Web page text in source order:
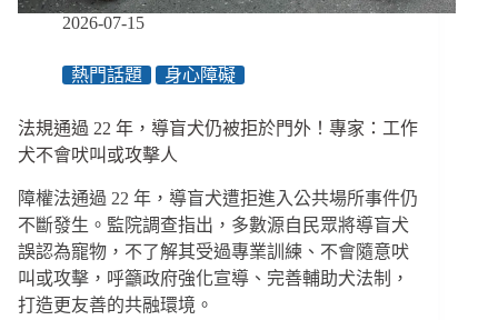
務
檻
2026-07-15
熱門話題 身心障礙
法規通過 22 年，導盲犬仍被拒於門外！專家：工作
犬不會吠叫或攻擊人
障權法通過 22 年，導盲犬遭拒進入公共場所事件仍
不斷發生。監院調查指出，多數源自民眾將導盲犬
誤認為寵物，不了解其受過專業訓練、不會隨意吠
叫或攻擊，呼籲政府強化宣導、完善輔助犬法制，
打造更友善的共融環境。